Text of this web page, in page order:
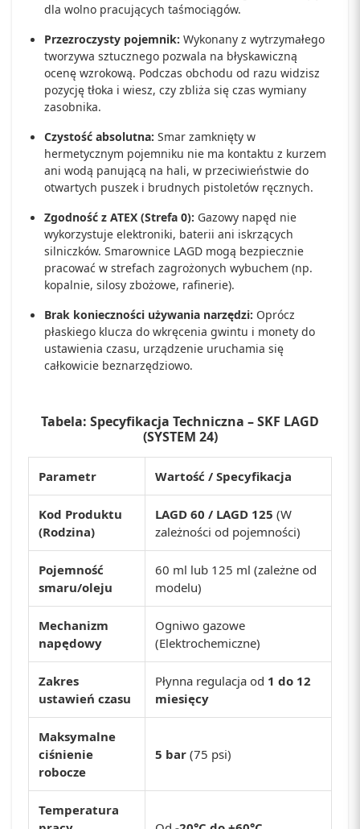
dla wolno pracujących taśmociągów.
Przezroczysty pojemnik: Wykonany z wytrzymałego
tworzywa sztucznego pozwala na błyskawiczną
ocenę wzrokową. Podczas obchodu od razu widzisz
pozycję tłoka i wiesz, czy zbliża się czas wymiany
zasobnika.
Czystość absolutna: Smar zamknięty w
hermetycznym pojemniku nie ma kontaktu z kurzem
ani wodą panującą na hali, w przeciwieństwie do
otwartych puszek i brudnych pistoletów ręcznych.
Zgodność z ATEX (Strefa 0): Gazowy napęd nie
wykorzystuje elektroniki, baterii ani iskrzących
silniczków. Smarownice LAGD mogą bezpiecznie
pracować w strefach zagrożonych wybuchem (np.
kopalnie, silosy zbożowe, rafinerie).
Brak konieczności używania narzędzi: Oprócz
płaskiego klucza do wkręcenia gwintu i monety do
ustawienia czasu, urządzenie uruchamia się
całkowicie beznarzędziowo.
Tabela: Specyfikacja Techniczna – SKF LAGD
(SYSTEM 24)
Parametr Wartość / Specyfikacja
Kod Produktu
(Rodzina)
LAGD 60 / LAGD 125 (W
zależności od pojemności)
Pojemność
smaru/oleju
60 ml lub 125 ml (zależne od
modelu)
Mechanizm
napędowy
Ogniwo gazowe
(Elektrochemiczne)
Zakres
ustawień czasu
Płynna regulacja od 1 do 12
miesięcy
Maksymalne
ciśnienie
robocze
5 bar (75 psi)
Temperatura